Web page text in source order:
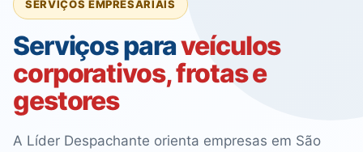
SERVIÇOS EMPRESARIAIS
Serviços paraveículos
corporativos, frotas e
gestores
A Líder Despachante orienta empresas em São